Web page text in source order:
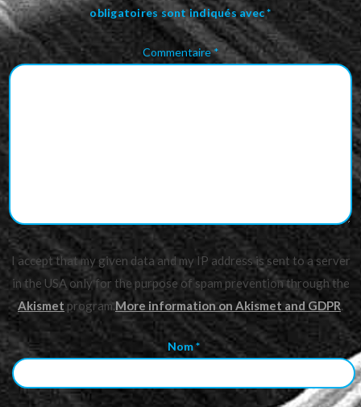
obligatoires sont indiqués avec*
Commentaire*
I accept that my given data and my IP address is sent to a server
in the USA only for the purpose of spam prevention through the
Akismet program.More information on Akismet and GDPR.
Nom*